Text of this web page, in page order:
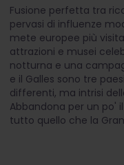
Fusione perfetta tra
pervasi di influenze
mete europee più
attrazioni e musei
notturna e una
e il Galles sono tre
differenti, ma intrisi
Abbandona per un po'
tutto quello che la